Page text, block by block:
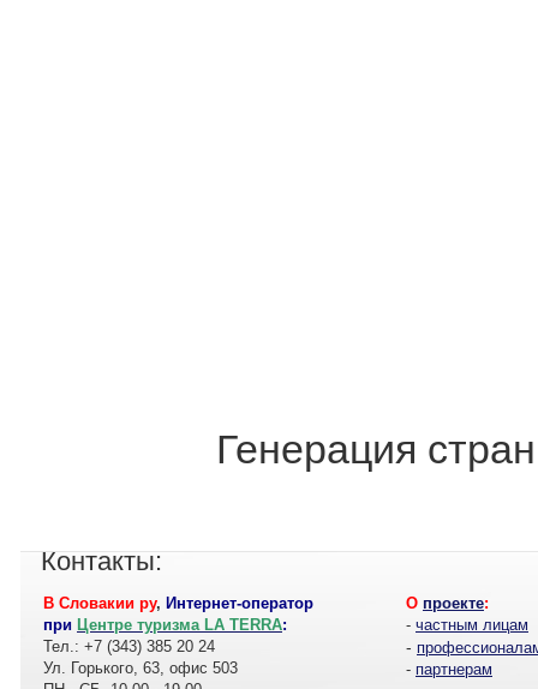
Генерация
Контакты:
В Словакии ру, Интернет-оператор
при Центре туризма LA TERRA:
Тел.: +7 (343) 385 20 24
Ул. Горького, 63, офис 503
О проекте:
- частным лицам
-
- партнерам